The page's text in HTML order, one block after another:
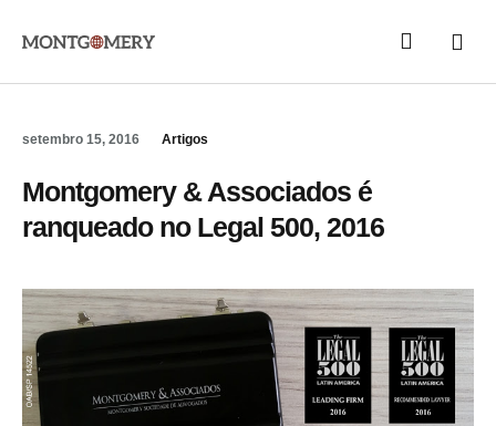
setembro 15, 2016 Artigos
Montgomery & Associados é
ranqueado no Legal 500, 2016